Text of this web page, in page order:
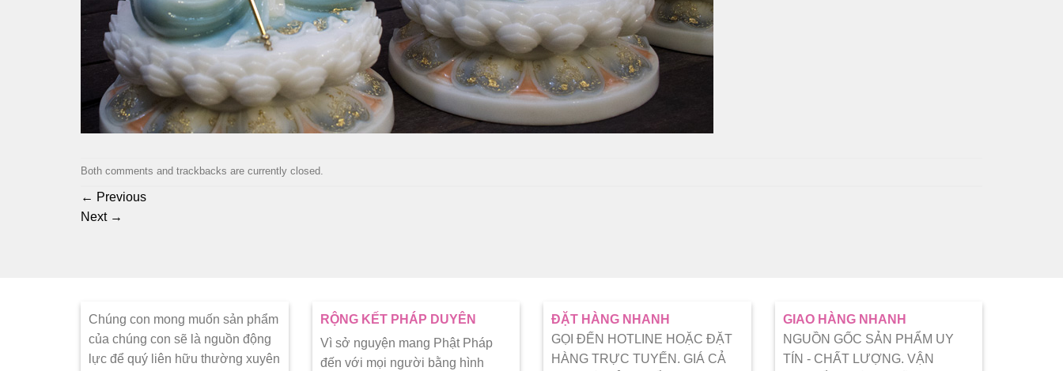
Both comments and trackbacks are currently closed.
← Previous
Next →
Chúng con mong muốn sản phẩm
của chúng con sẽ là nguồn động
lực để quý liên hữu thường xuyên
RỘNG KẾT PHÁP DUYÊN
Vì sở nguyện mang Phật Pháp
đến với mọi người bằng hình
ĐẶT HÀNG NHANH
GỌI ĐẾN HOTLINE HOẶC ĐẶT
HÀNG TRỰC TUYẾN. GIÁ CẢ
GIAO HÀNG NHANH
NGUỒN GỐC SẢN PHẨM UY
TÍN - CHẤT LƯỢNG. VẬN